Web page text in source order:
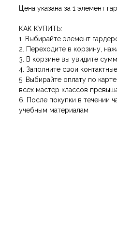
Цена указана за 1 элемент
КАК КУПИТЬ:
1. Выбирайте элемент
2. Переходите в корзину,
3. В корзине вы увидите
4. Заполните свои
5. Выбирайте оплату по
всех мастер классов
6. После покупки в течении
учебным материалам